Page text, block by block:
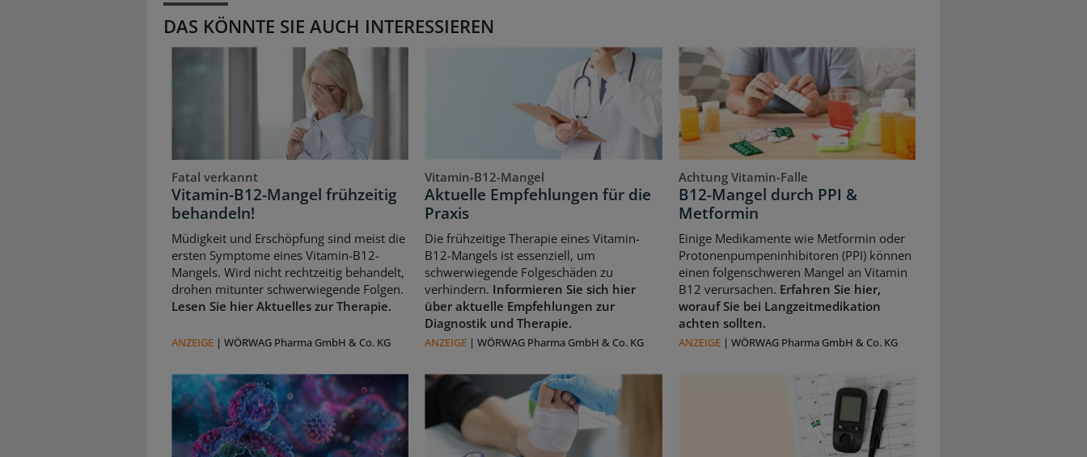
DAS KÖNNTE SIE AUCH INTERESSIEREN
Fatal verkannt
Vitamin-B12-Mangel frühzeitig
behandeln!
Müdigkeit und Erschöpfung sind meist die
ersten Symptome eines Vitamin-B12-
Mangels. Wird nicht rechtzeitig behandelt,
drohen mitunter schwerwiegende Folgen.
Lesen Sie hier Aktuelles zur Therapie.
ANZEIGE | WÖRWAG Pharma GmbH & Co. KG
Vitamin-B12-Mangel
Aktuelle Empfehlungen für die
Praxis
Die frühzeitige Therapie eines Vitamin-
B12-Mangels ist essenziell, um
schwerwiegende Folgeschäden zu
verhindern. Informieren Sie sich hier
über aktuelle Empfehlungen zur
Diagnostik und Therapie.
ANZEIGE |WÖRWAG Pharma GmbH & Co. KG
Achtung Vitamin-Falle
B12-Mangel durch PPI &
Metformin
Einige Medikamente wie Metformin oder
Protonenpumpeninhibitoren (PPI) können
einen folgenschweren Mangel an Vitamin
B12 verursachen. Erfahren Sie hier,
worauf Sie bei Langzeitmedikation
achten sollten.
ANZEIGE| WÖRWAG Pharma GmbH & Co. KG